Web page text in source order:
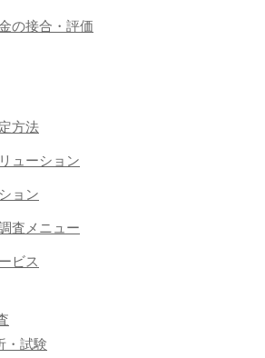
の接合・評価
方法
ューション
ョン
査メニュー
ビス
・試験